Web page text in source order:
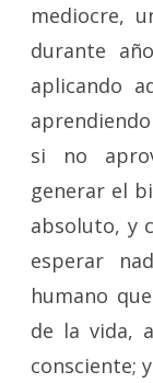
mediocre,
durante
aplicando
si no
generar el
absoluto, y
esperar
humano
de la vida,
consciente;